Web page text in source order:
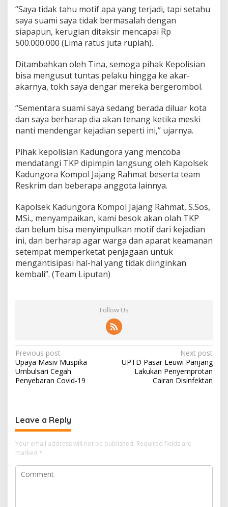
“Saya tidak tahu motif apa yang terjadi, tapi setahu
saya suami saya tidak bermasalah dengan
siapapun, kerugian ditaksir mencapai Rp
500.000.000 (Lima ratus juta rupiah).
Ditambahkan oleh Tina, semoga pihak Kepolisian
bisa mengusut tuntas pelaku hingga ke akar-
akarnya, tokh saya dengar mereka bergerombol.
“Sementara suami saya sedang berada diluar kota
dan saya berharap dia akan tenang ketika meski
nanti mendengar kejadian seperti ini,” ujarnya.
Pihak kepolisian Kadungora yang mencoba
mendatangi TKP dipimpin langsung oleh Kapolsek
Kadungora Kompol Jajang Rahmat beserta team
Reskrim dan beberapa anggota lainnya.
Kapolsek Kadungora Kompol Jajang Rahmat, S.Sos,
MSi., menyampaikan, kami besok akan olah TKP
dan belum bisa menyimpulkan motif dari kejadian
ini, dan berharap agar warga dan aparat keamanan
setempat memperketat penjagaan untuk
mengantisipasi hal-hal yang tidak diinginkan
kembali”. (Team Liputan)
Follow Us
Post
navigation
Previous post
Upaya Masiv Muspika
Umbulsari Cegah
Penyebaran Covid-19
Next post
UPTD Pasar Leuwi Panjang
Lakukan Penyemprotan
Cairan Disinfektan
Leave a Reply
Your email address will not be published. Required fields are
marked *